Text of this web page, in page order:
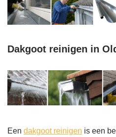
Dakgoot reinigen in
Een dakgoot reinigen is een